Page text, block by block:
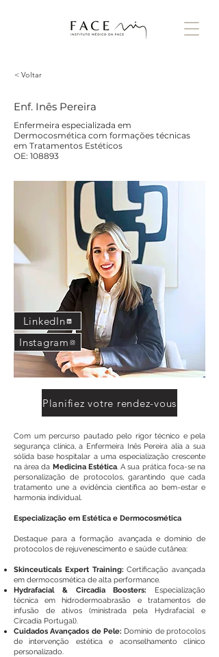
< Voltar
Enf. Inês Pereira
Enfermeira especializada em
Dermocosmética com formações técnicas
em Tratamentos Estéticos
OE: 108893
LinkedIn
Instagram
Planifiez votre rendez-vous
Com um percurso pautado pelo rigor técnico e pela
segurança clínica, a Enfermeira Inês Pereira alia a sua
sólida base hospitalar a uma especialização crescente
na área da Medicina Estética. A sua prática foca-se na
personalização de protocolos, garantindo que cada
tratamento une a evidência científica ao bem-estar e
harmonia individual.
Especialização em Estética e Dermocosmética
Destaque para a formação avançada e domínio de
protocolos de rejuvenescimento e saúde cutânea:
Skinceuticals Expert Training: Certificação avançada
em dermocosmética de alta performance.
Hydrafacial & Circadia Boosters: Especialização
técnica em hidrodermoabrasão e tratamentos de
infusão de ativos (ministrada pela Hydrafacial e
Circadia Portugal).
Cuidados Avançados de Pele: Domínio de protocolos
de intervenção estética e aconselhamento clínico
personalizado.